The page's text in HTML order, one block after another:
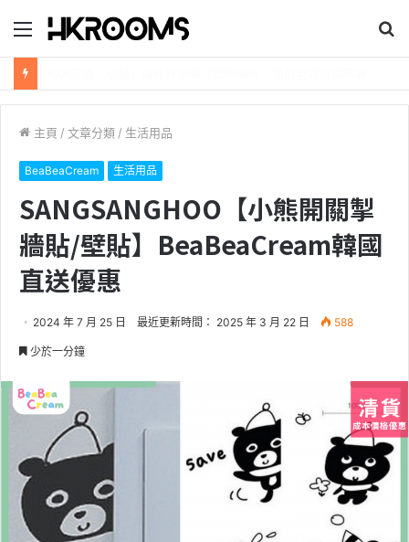
目
錄
尋
主頁 / 文章分類 / 生活用品
BeaBeaCream 生活用品
SANGSANGHOO【小熊開關掣
牆貼/壁貼】BeaBeaCream韓國
直送優惠
2024 年 7 月 25 日 最近更新時間： 2025 年 3 月 22 日 588
少於一分鐘